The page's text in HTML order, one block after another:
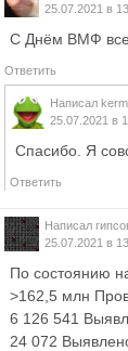
25.07.2021 в
С Днём ВМФ
Ответить
Написал
25.07.2021 в
Спасибо. Я
Ответить
Написал
25.07.2021 в
По состоянию
>162,5 млн
6 126 541
24 072